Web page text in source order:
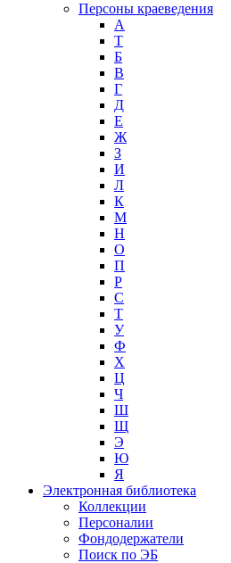
Персоны краеведения
А
T
Б
В
Г
Д
Е
Ж
З
И
Л
К
М
Н
О
П
Р
С
Т
У
Ф
Х
Ц
Ч
Ш
Щ
Э
Ю
Я
Электронная библиотека
Коллекции
Персоналии
Фондодержатели
Поиск по ЭБ